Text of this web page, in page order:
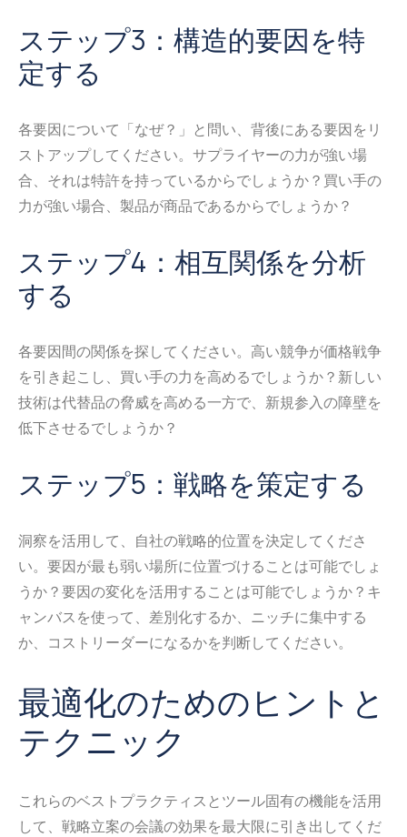
ステップ3：構造的要因を特
定する
各要因について「なぜ？」と問い、背後にある要因をリ
ストアップしてください。サプライヤーの力が強い場
合、それは特許を持っているからでしょうか？買い手の
力が強い場合、製品が商品であるからでしょうか？
ステップ4：相互関係を分析
する
各要因間の関係を探してください。高い競争が価格戦争
を引き起こし、買い手の力を高めるでしょうか？新しい
技術は代替品の脅威を高める一方で、新規参入の障壁を
低下させるでしょうか？
ステップ5：戦略を策定する
洞察を活用して、自社の戦略的位置を決定してくださ
い。要因が最も弱い場所に位置づけることは可能でしょ
うか？要因の変化を活用することは可能でしょうか？キ
ャンバスを使って、差別化するか、ニッチに集中する
か、コストリーダーになるかを判断してください。
最適化のためのヒントと
テクニック
これらのベストプラクティスとツール固有の機能を活用
して、戦略立案の会議の効果を最大限に引き出してくだ